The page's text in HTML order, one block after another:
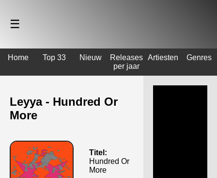
☰
Home Top 33 Nieuw
Releases
per jaar
Artiesten Genres
Leyya - Hundred Or
More
Titel:
Hundred Or
More